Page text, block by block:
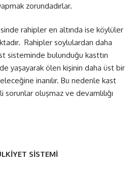
zorundadırlar.
rahipler en altında ise köylüler
Rahipler soylulardan daha
sisteminde bulunduğu kasttın
yaşayarak ölen kişinin daha üst bir
inanılır. Bu nedenle kast
oluşmaz ve devamlılığı
SİSTEMİ